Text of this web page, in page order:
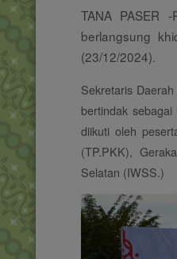
TANA PASER
berlangsung
(23/12/2024).
Sekretaris
bertindak
diikuti oleh
(TP.PKK),
Selatan (IWSS.)